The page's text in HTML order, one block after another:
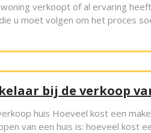
verkoopt of al ervaring
u moet volgen om het proces
bij de verkoop
huis Hoeveel kost een
van een huis is: hoeveel kost